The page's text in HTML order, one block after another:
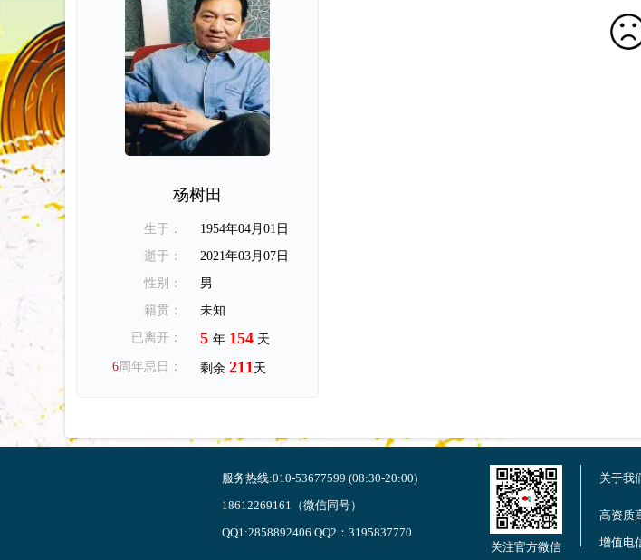
杨树田
生于：
1954年04月01日
逝于：
2021年03月07日
性别：
男
籍贯：
未知
已离开：
5 年 154 天
6周年忌日： 剩余 211天
服务热线:010-53677599 (08:30-20:00)
18612269161（微信同号）
QQ1:2858892406 QQ2：3195837770
关注官方微信
关于我
高资质
增值电